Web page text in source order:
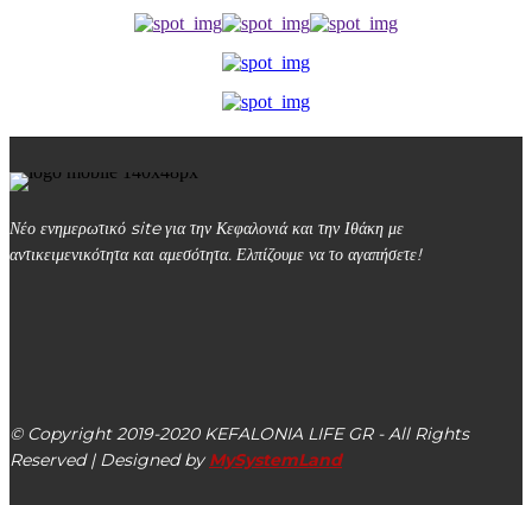
Νέο ενημερωτικό site για την Κεφαλονιά και την Ιθάκη με
αντικειμενικότητα και αμεσότητα. Ελπίζουμε να το αγαπήσετε!
© Copyright 2019-2020 KEFALONIA LIFE GR - All Rights
Reserved | Designed by MySystemLand